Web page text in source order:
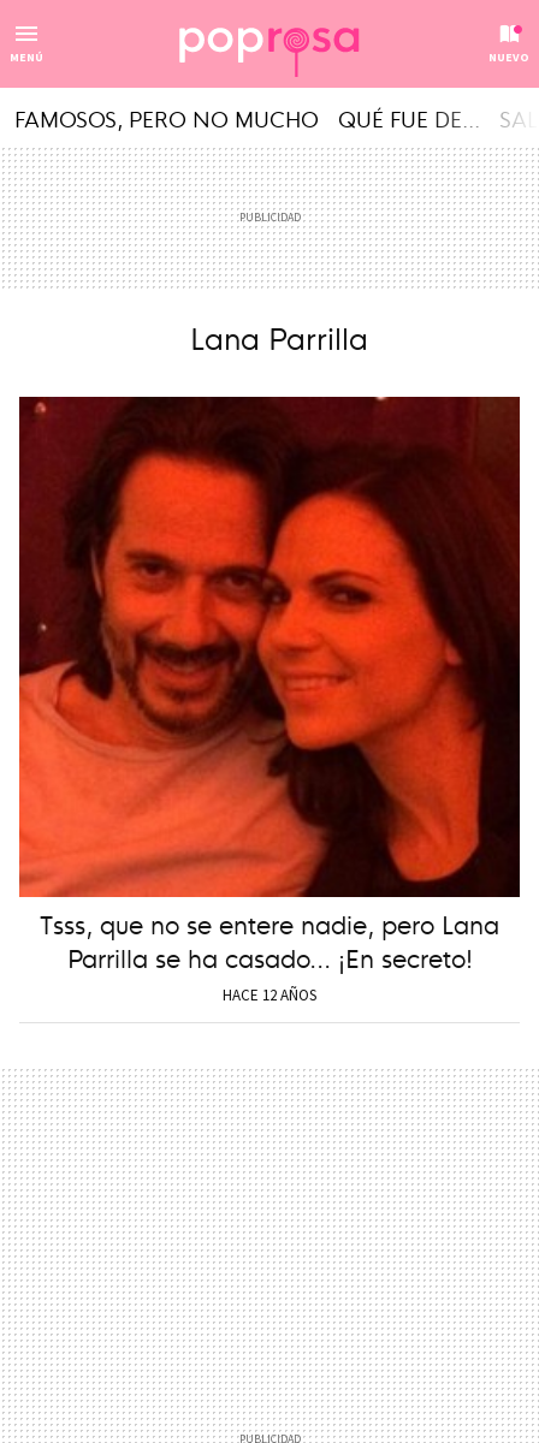
MENÚ NUEVO
FAMOSOS, PERO NO MUCHO QUÉ FUE DE...
Lana Parrilla
Tsss, que no se entere nadie, pero Lana
Parrilla se ha casado... ¡En secreto!
HACE 12 AÑOS